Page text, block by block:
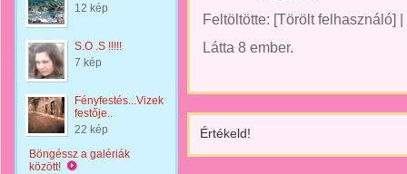
12 kép
S.O .S !!!!!
7 kép
Fényfestés...Vizek
festője..
22 kép
Böngéssz a galériák
között!
Feltöltötte: [Törölt felhasználó]
Látta 8 ember.
Értékeld!